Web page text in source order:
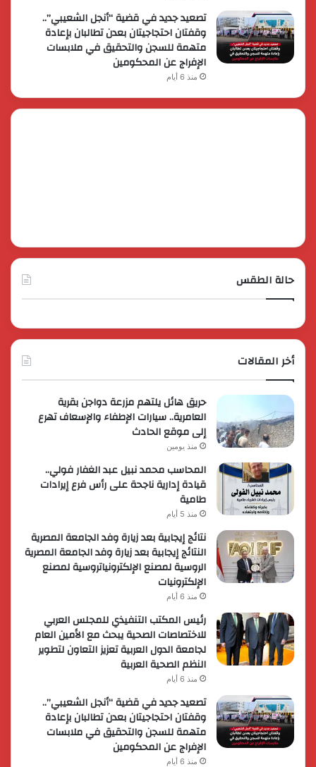
تصعيد جديد في قضية “أنجل الشعيبي”..
وقفتان احتجاجيتان بعدن تطالبان بإعادة
متهمة للسجن والتحقيق في ملابسات
الإفراج عن المحكومين
منذ 6 أيام
حالة الطقس
أخر المقالات
حريق هائل يلتهم مزرعة دواجن بقرية
العامرية.. سيارات الإطفاء والإسعاف تهرع
إلى موقع الحادث
منذ يومين
المحاسب محمد نبيل عبد الغفار فولي..
قيادة إدارية ناجحة على رأس فرع إيرادات
طامية
منذ 5 أيام
نتائج إيجابية بعد زيارة وفد الجامعة المصرية
النتائج إيجابية بعد زيارة وفد الجامعة المصرية
الروسية لمصنع الإلكترونياتروسية لمصنع
الإلكترونيات
منذ 6 أيام
رئيس المكتب التنفيذي للمجلس العربي
للاختصاصات الصحية يبحث مع الأمين العام
لجامعة الدول العربية تعزيز التعاون لتطوير
النظم الصحية العربية
منذ 6 أيام
تصعيد جديد في قضية “أنجل الشعيبي”..
وقفتان احتجاجيتان بعدن تطالبان بإعادة
متهمة للسجن والتحقيق في ملابسات
الإفراج عن المحكومين
منذ 6 أيام